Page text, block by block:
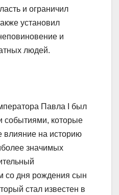
и ограничил
установил
и
людей.
Павла I был
которые
влияние на историю
значимых
со дня рождения сын
стал известен в